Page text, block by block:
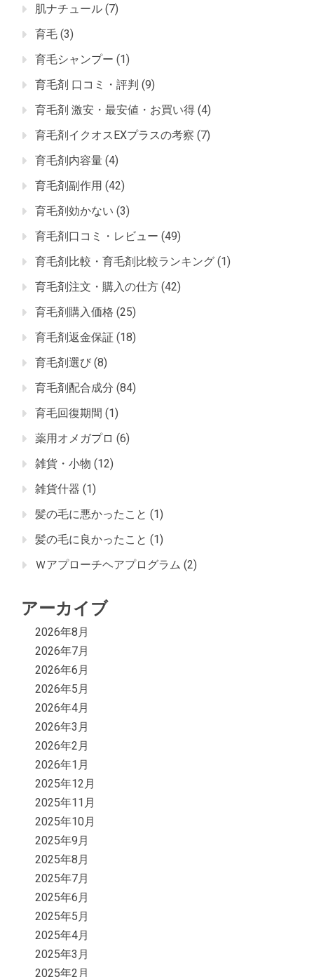
肌ナチュール (7)
育毛 (3)
育毛シャンプー (1)
育毛剤 口コミ・評判 (9)
育毛剤 激安・最安値・お買い得 (4)
育毛剤イクオスEXプラスの考察 (7)
育毛剤内容量 (4)
育毛剤副作用 (42)
育毛剤効かない (3)
育毛剤口コミ・レビュー (49)
育毛剤比較・育毛剤比較ランキング (1)
育毛剤注文・購入の仕方 (42)
育毛剤購入価格 (25)
育毛剤返金保証 (18)
育毛剤選び (8)
育毛剤配合成分 (84)
育毛回復期間 (1)
薬用オメガプロ (6)
雑貨・小物 (12)
雑貨什器 (1)
髪の毛に悪かったこと (1)
髪の毛に良かったこと (1)
Ｗアプローチヘアプログラム (2)
アーカイブ
2026年8月
2026年7月
2026年6月
2026年5月
2026年4月
2026年3月
2026年2月
2026年1月
2025年12月
2025年11月
2025年10月
2025年9月
2025年8月
2025年7月
2025年6月
2025年5月
2025年4月
2025年3月
2025年2月